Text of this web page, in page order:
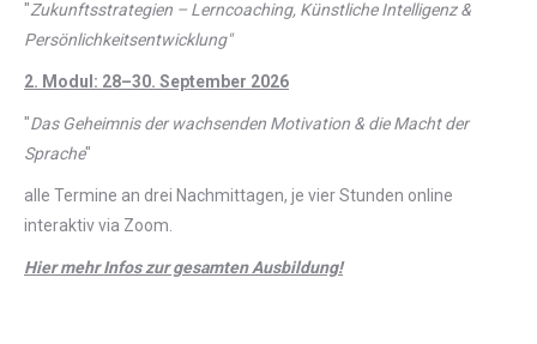
"Zukunftsstrategien – Lerncoaching, Künstliche Intelligenz &
Persönlichkeitsentwicklung"
2. Modul: 28–30. September 2026
"Das Geheimnis der wachsenden Motivation & die Macht der
Sprache"
alle Termine an drei Nachmittagen, je vier Stunden online
interaktiv via Zoom.
Hier mehr Infos zur gesamten Ausbildung!